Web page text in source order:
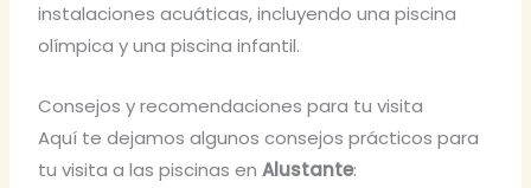
instalaciones acuáticas, incluyendo una piscina
olímpica y una piscina infantil.
Consejos y recomendaciones para tu visita
Aquí te dejamos algunos consejos prácticos para
tu visita a las piscinas enAlustante: